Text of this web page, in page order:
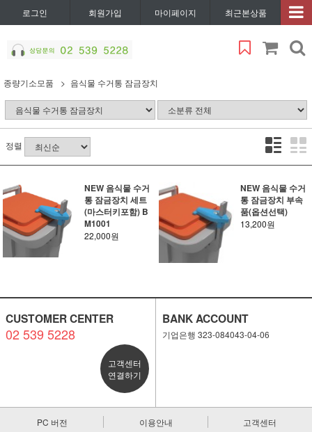
로그인 회원가입 마이페이지 최근본상품
종량기소모품 음식물 수거통 잠금장치
정렬
NEW 음식물 수거
통 잠금장치 세트
(마스터키포함) B
M1001
22,000원
NEW 음식물 수거
통 잠금장치 부속
품(옵션선택)
13,200원
CUSTOMER CENTER
02 539 5228
고객센터
연결하기
BANK ACCOUNT
기업은행 323-084043-04-06
PC 버전 이용안내 고객센터